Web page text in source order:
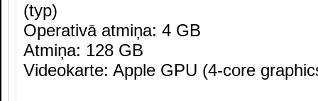
(typ)
Operativā atmiņa: 4 GB
Atmiņa: 128 GB
Videokarte: Apple GPU (4-core